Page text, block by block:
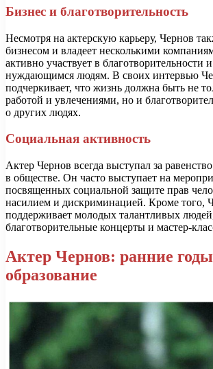
Бизнес и благотворительность
Несмотря на актерскую карьеру, Чернов
бизнесом и владеет несколькими
активно участвует в благотворительности
нуждающимся людям. В своих интервью
подчеркивает, что жизнь должна быть не
работой и увлечениями, но и
о других людях.
Социальная активность
Актер Чернов всегда выступал за
в обществе. Он часто выступает на
посвященных социальной защите прав
насилием и дискриминацией. Кроме того,
поддерживает молодых талантливых
благотворительные концерты и мастер-
Актер Чернов: ранние
образование